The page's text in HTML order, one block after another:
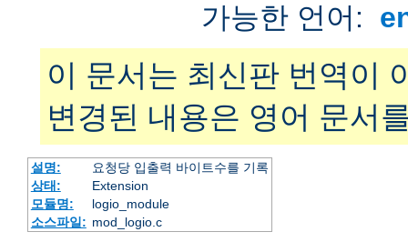
가능한 언어:
이 문서는 최신판 번역이
변경된 내용은 영어 문서
설명:
요청당 입출력 바이트수를 기록
상태:
Extension
모듈명:
logio_module
소스파일: mod_logio.c